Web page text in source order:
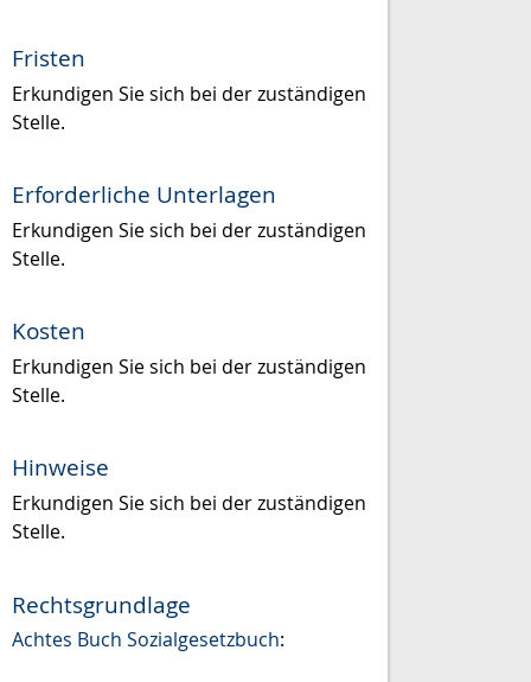
Fristen
Erkundigen Sie sich bei der zuständigen
Stelle.
Erforderliche Unterlagen
Erkundigen Sie sich bei der zuständigen
Stelle.
Kosten
Erkundigen Sie sich bei der zuständigen
Stelle.
Hinweise
Erkundigen Sie sich bei der zuständigen
Stelle.
Rechtsgrundlage
Achtes Buch Sozialgesetzbuch: